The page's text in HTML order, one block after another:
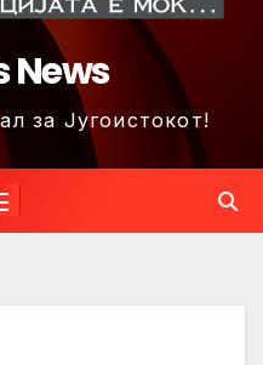
News
за Југоистокот!